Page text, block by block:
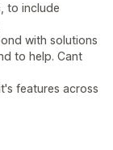
to include
with solutions
to help. Cant
features across